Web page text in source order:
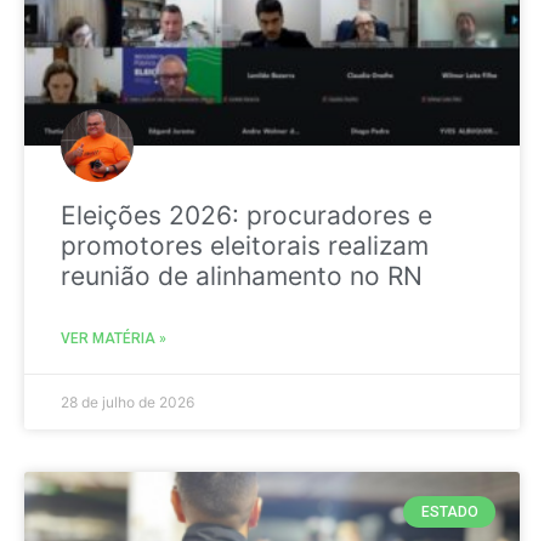
Eleições 2026: procuradores e
promotores eleitorais realizam
reunião de alinhamento no RN
VER MATÉRIA »
28 de julho de 2026
ESTADO